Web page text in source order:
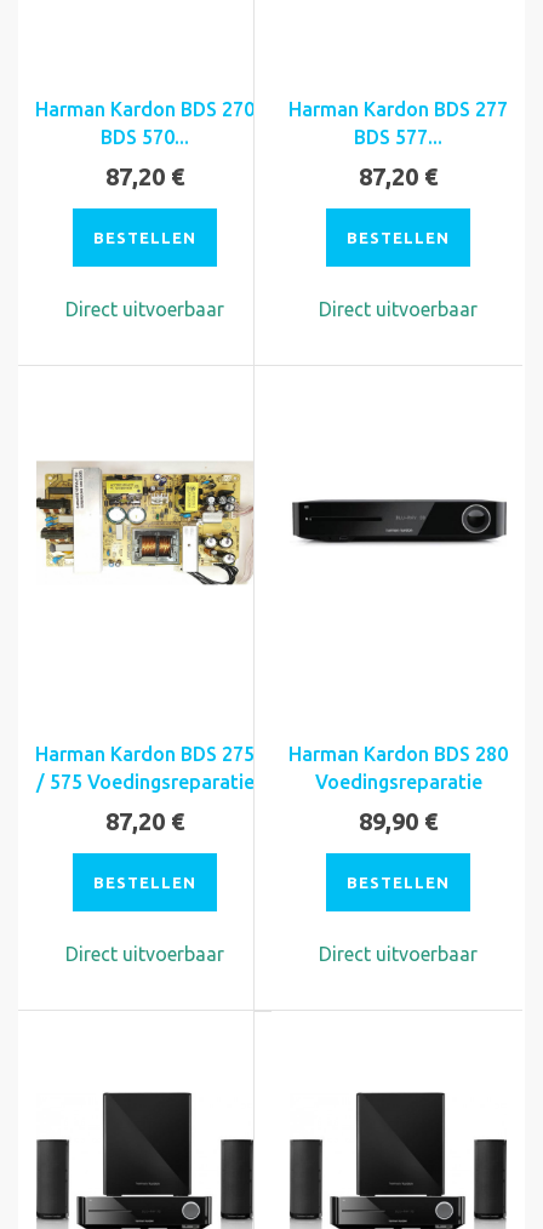
Harman Kardon BDS 270
BDS 570...
87,20 €
BESTELLEN
Direct uitvoerbaar
Harman Kardon BDS 277
BDS 577...
87,20 €
BESTELLEN
Direct uitvoerbaar
Harman Kardon BDS 275
/ 575 Voedingsreparatie
87,20 €
BESTELLEN
Direct uitvoerbaar
Harman Kardon BDS 280
Voedingsreparatie
89,90 €
BESTELLEN
Direct uitvoerbaar